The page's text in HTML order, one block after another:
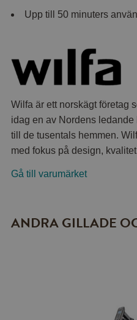
Upp till 50 minuters
Wilfa är ett norskägt företag
idag en av Nordens
till de tusentals hemmen.
med fokus på design,
Gå till varumärket
ANDRA GILLADE